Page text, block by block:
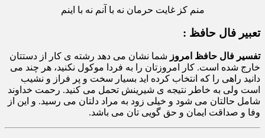
منم کز غایت حرمان نه با آنم نه با اینم
تعبیر فال حافظ :
تفسیر فال حافظ امروز شما نشان می دهد رشته ی کار از دستتان
خارج شده است. کار امروزتان را به فردا موکول نکنید، هر چند می
دانید راهی را که انتخاب کرده اید بسیار سخت و پر فراز و نشیب
است ولی به خاطر نتیجه ی شیرینش تحمل می کنید. رحمت خداوند
شامل حالتان می شود و خیلی زود به مراد دلتان می رسید. و این از
وفا و صداقت ایمان و حق گویی تان می باشد.